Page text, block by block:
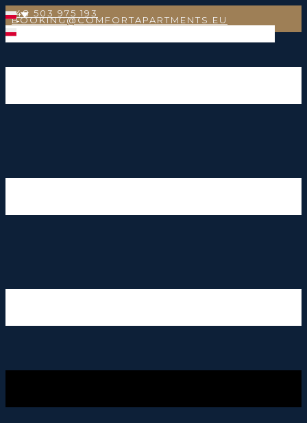
+48 503 975 193
BOOKING@COMFORTAPARTMENTS.EU